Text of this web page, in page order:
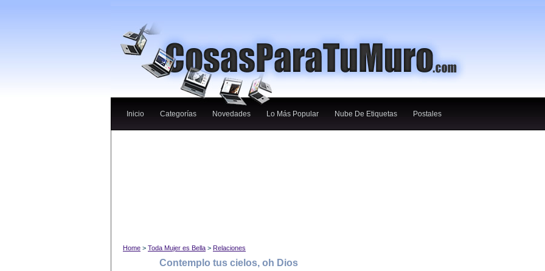
Inicio Categorías Novedades Lo Más Popular Nube De Etiquetas Postales
Home > Toda Mujer es Bella > Relaciones
Contemplo tus cielos, oh Dios